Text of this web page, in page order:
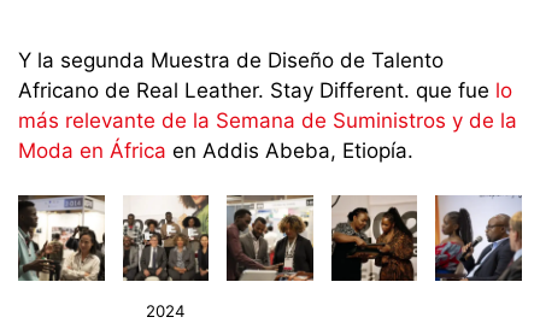
Y la segunda Muestra de Diseño de Talento
Africano de Real Leather. Stay Different. que fue lo
más relevante de la Semana de Suministros y de la
Moda en África en Addis Abeba, Etiopía.
2024